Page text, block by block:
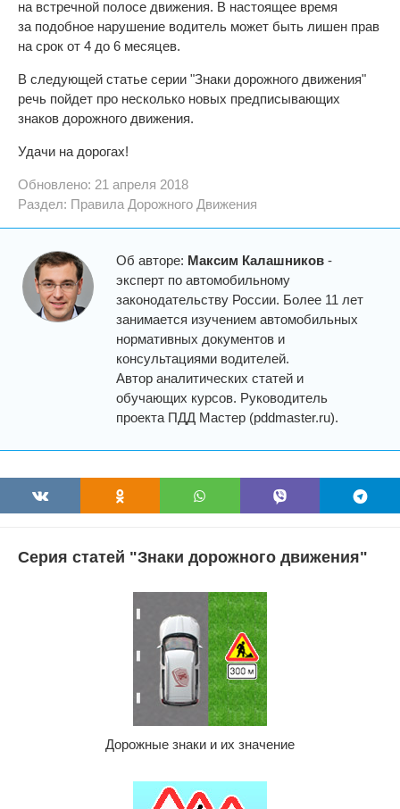
на встречной полосе движения. В настоящее время
за подобное нарушение водитель может быть лишен прав
на срок от 4 до 6 месяцев.
В следующей статье серии "Знаки дорожного движения"
речь пойдет про несколько новых предписывающих
знаков дорожного движения.
Удачи на дорогах!
Обновлено: 21 апреля 2018
Раздел: Правила Дорожного Движения
Об авторе: Максим Калашников -
эксперт по автомобильному
законодательству России. Более 11 лет
занимается изучением автомобильных
нормативных документов и
консультациями водителей.
Автор аналитических статей и
обучающих курсов. Руководитель
проекта ПДД Мастер (pddmaster.ru).
Серия статей "Знаки дорожного движения"
Дорожные знаки и их значение